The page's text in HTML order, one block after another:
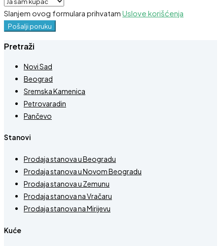
Slanjem ovog formulara prihvatam Uslove korišćenja
Pošalji poruku
Pretraži
Novi Sad
Beograd
Sremska Kamenica
Petrovaradin
Pančevo
Stanovi
Prodaja stanova u Beogradu
Prodaja stanova u Novom Beogradu
Prodaja stanova u Zemunu
Prodaja stanova na Vračaru
Prodaja stanova na Mirijevu
Kuće